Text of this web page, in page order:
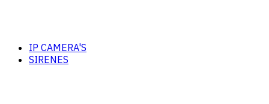
IP CAMERA'S
SIRENES